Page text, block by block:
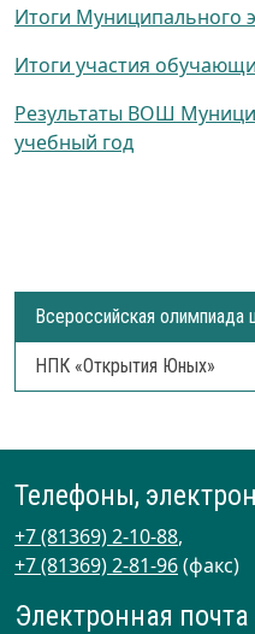
Итоги Муниципального
Итоги участия
Результаты ВОШ
учебный год
Всероссийская олимпиада
НПК «Открытия Юных»
Телефоны,
+7 (81369) 2-10-88,
+7 (81369) 2-81-96(факс)
Электронная почта